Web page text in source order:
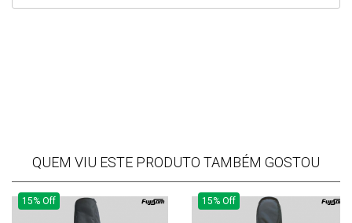
QUEM VIU ESTE PRODUTO TAMBÉM GOSTOU
15% Off 15% Off